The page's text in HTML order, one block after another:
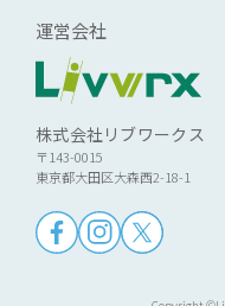
運営会社
株式会社リブワークス
〒143-0015
東京都大田区大森西2-18-1